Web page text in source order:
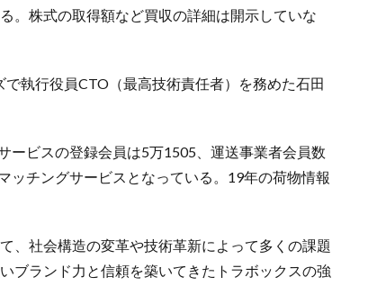
。株式の取得額など買収の詳細は開示していな
執行役員CTO（最高技術責任者）を務めた石田
ービスの登録会員は5万1505、運送事業者会員数
ッチングサービスとなっている。19年の荷物情報
、社会構造の変革や技術革新によって多くの課題
ブランド力と信頼を築いてきたトラボックスの強